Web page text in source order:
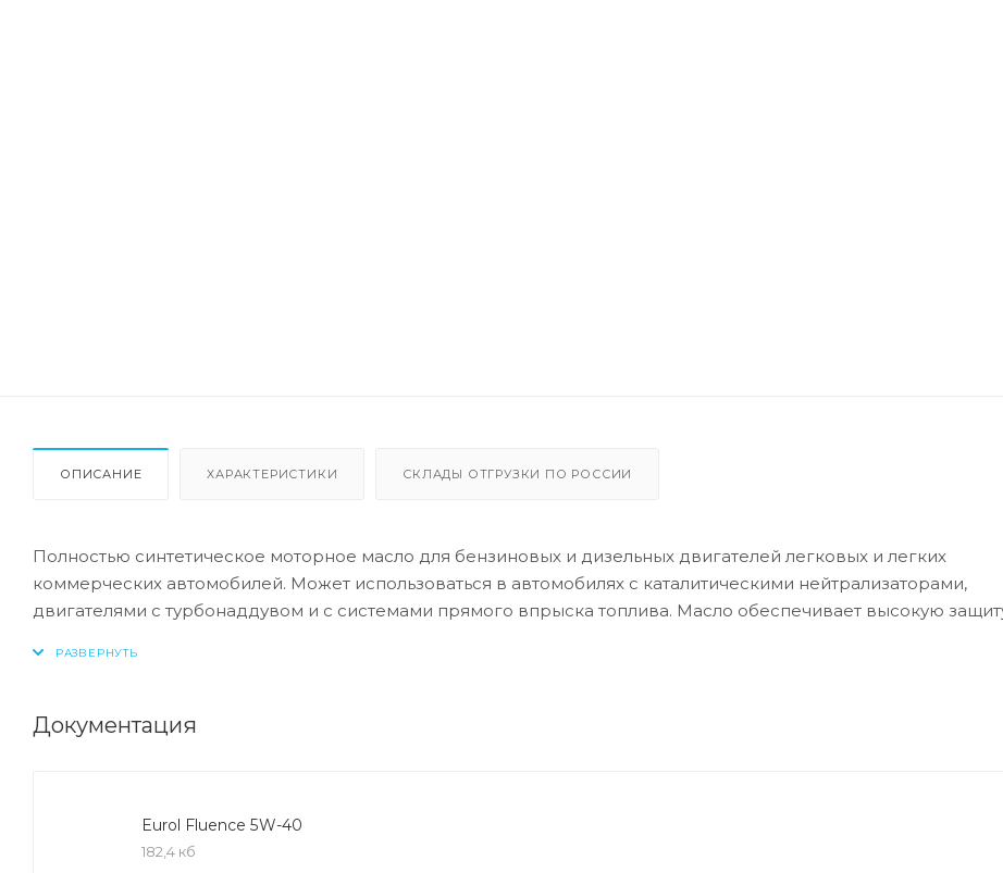
ОПИСАНИЕ ХАРАКТЕРИСТИКИ СКЛАДЫ ОТГРУЗКИ ПО РОССИИ
Полностью синтетическое моторное масло для бензиновых и дизельных двигателей легковых и легких
коммерческих автомобилей. Может использоваться в автомобилях с каталитическими нейтрализаторами,
двигателями с турбонаддувом и с системами прямого впрыска топлива. Масло обеспечивает высокую
MB-Approval 229.51
Документация
Eurol Fluence 5W-40
182,4 кб